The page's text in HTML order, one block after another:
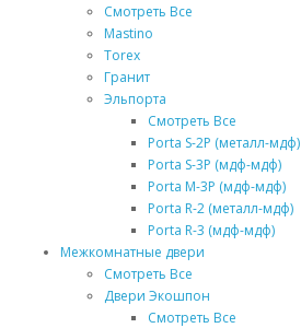
Смотреть Все
Mastino
Torex
Гранит
Эльпорта
Смотреть Все
Porta S-2P (металл-мдф)
Porta S-3P (мдф-мдф)
Porta M-3P (мдф-мдф)
Porta R-2 (металл-мдф)
Porta R-3 (мдф-мдф)
Межкомнатные двери
Смотреть Все
Двери Экошпон
Смотреть Все